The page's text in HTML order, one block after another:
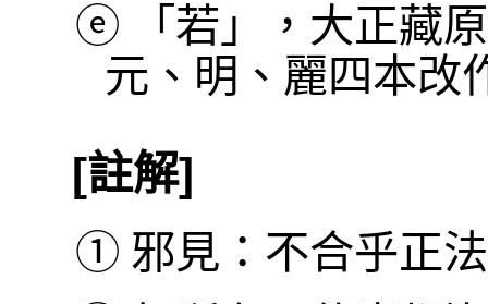
ⓔ
「若」，大正藏
元、明、麗四本改
[註解]
① 邪見：不合乎正